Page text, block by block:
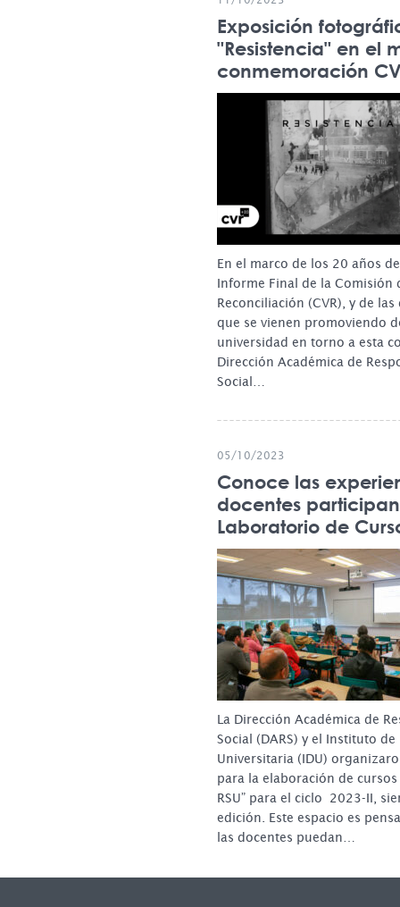
Exposición
"Resistencia" en el
conmemoración
En el marco de los 20 años
Informe Final de la Comisión
Reconciliación (CVR), y de
que se vienen promoviendo
universidad en torno a esta
Dirección Académica de
Social…
05/10/2023
Conoce las
docentes
Laboratorio de
La Dirección Académica de
Social (DARS) y el Instituto de
Universitaria (IDU)
para la elaboración de
RSU” para el ciclo 2023-II,
edición. Este espacio es
las docentes puedan…